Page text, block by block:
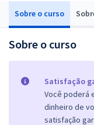
Sobre o curso
Sobre o curso
Satisfação
Você poderá
dinheiro de
satisfação